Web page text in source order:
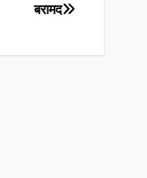
बरामद